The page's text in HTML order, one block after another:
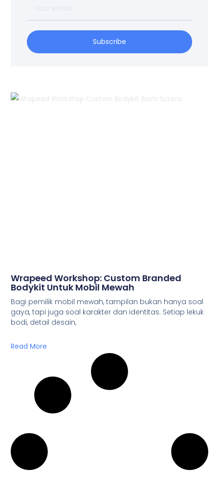
email
Subscribe
Wrapeed Workshop: Custom Branded
Bodykit Untuk Mobil Mewah
Bagi pemilik mobil mewah, tampilan bukan hanya soal
gaya, tapi juga soal karakter dan identitas. Setiap lekuk
bodi, detail desain,
Read More